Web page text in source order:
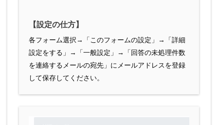
【設定の仕方】
各フォーム選択→「このフォームの設定」→「詳細
設定をする」→「一般設定」→「回答の未処理件数
を連絡するメールの宛先」にメールアドレスを登録
して保存してください。